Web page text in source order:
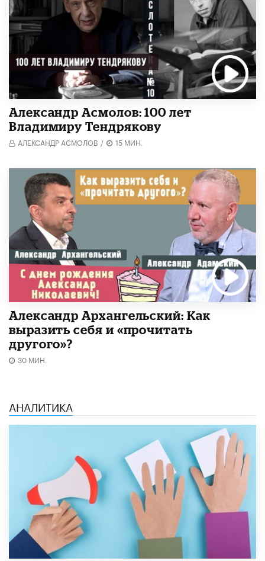
Александр Асмолов: 100 лет
Владимиру Тендрякову
АЛЕКСАНДР АСМОЛОВ / 15 МИН.
Александр Архангельский: Как
выразить себя и «прочитать
другого»?
30 МИН.
АНАЛИТИКА